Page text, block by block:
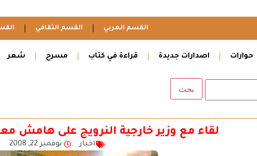
القسم العربي القسم الثقافي
حوارات اصدارات جديدة قراءة في كتاب مسرح شعر
لقاء مع وزير خارجية النرويج على هامش
اخبار نوفمبر 22, 2008